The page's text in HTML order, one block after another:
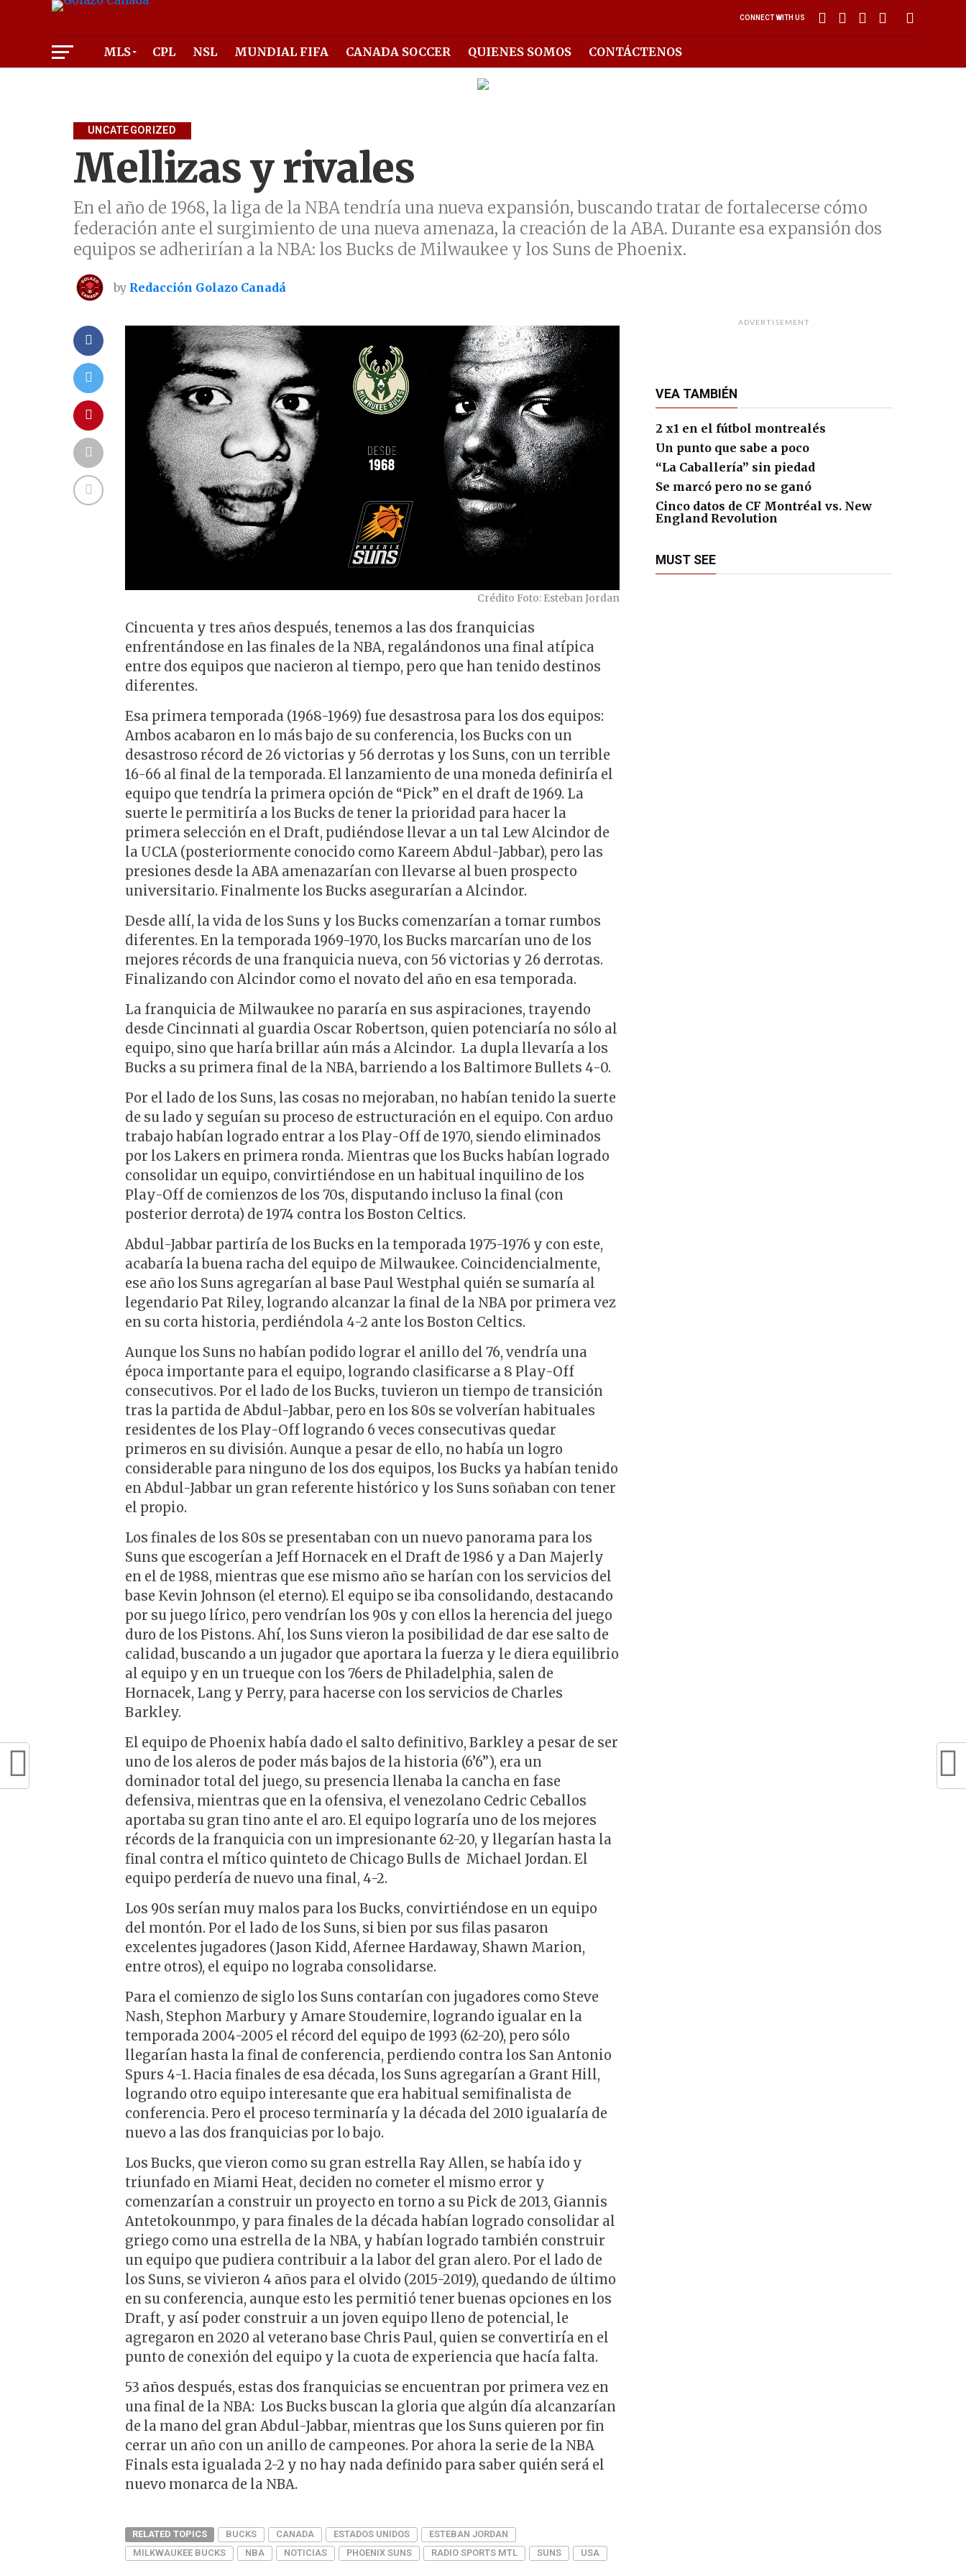
CONNECT WITH US
MLS CPL NSL MUNDIAL FIFA CANADA SOCCER QUIENES SOMOS CONTÁCTENOS
UNCATEGORIZED
Mellizas y rivales
En el año de 1968, la liga de la NBA tendría una nueva expansión, buscando tratar de fortalecerse cómo
federación ante el surgimiento de una nueva amenaza, la creación de la ABA. Durante esa expansión dos
equipos se adherirían a la NBA: los Bucks de Milwaukee y los Suns de Phoenix.
by Redacción Golazo Canadá
Crédito Foto: Esteban Jordan
Cincuenta y tres años después, tenemos a las dos franquicias
enfrentándose en las finales de la NBA, regalándonos una final atípica
entre dos equipos que nacieron al tiempo, pero que han tenido destinos
diferentes.
Esa primera temporada (1968-1969) fue desastrosa para los dos equipos:
Ambos acabaron en lo más bajo de su conferencia, los Bucks con un
desastroso récord de 26 victorias y 56 derrotas y los Suns, con un terrible
16-66 al final de la temporada. El lanzamiento de una moneda definiría el
equipo que tendría la primera opción de “Pick” en el draft de 1969. La
suerte le permitiría a los Bucks de tener la prioridad para hacer la
primera selección en el Draft, pudiéndose llevar a un tal Lew Alcindor de
la UCLA (posteriormente conocido como Kareem Abdul-Jabbar), pero las
presiones desde la ABA amenazarían con llevarse al buen prospecto
universitario. Finalmente los Bucks asegurarían a Alcindor.
Desde allí, la vida de los Suns y los Bucks comenzarían a tomar rumbos
diferentes. En la temporada 1969-1970, los Bucks marcarían uno de los
mejores récords de una franquicia nueva, con 56 victorias y 26 derrotas.
Finalizando con Alcindor como el novato del año en esa temporada.
La franquicia de Milwaukee no pararía en sus aspiraciones, trayendo
desde Cincinnati al guardia Oscar Robertson, quien potenciaría no sólo al
equipo, sino que haría brillar aún más a Alcindor. La dupla llevaría a los
Bucks a su primera final de la NBA, barriendo a los Baltimore Bullets 4-0.
Por el lado de los Suns, las cosas no mejoraban, no habían tenido la suerte
de su lado y seguían su proceso de estructuración en el equipo. Con arduo
trabajo habían logrado entrar a los Play-Off de 1970, siendo eliminados
por los Lakers en primera ronda. Mientras que los Bucks habían logrado
consolidar un equipo, convirtiéndose en un habitual inquilino de los
Play-Off de comienzos de los 70s, disputando incluso la final (con
posterior derrota) de 1974 contra los Boston Celtics.
Abdul-Jabbar partiría de los Bucks en la temporada 1975-1976 y con este,
acabaría la buena racha del equipo de Milwaukee. Coincidencialmente,
ese año los Suns agregarían al base Paul Westphal quién se sumaría al
legendario Pat Riley, logrando alcanzar la final de la NBA por primera vez
en su corta historia, perdiéndola 4-2 ante los Boston Celtics.
Aunque los Suns no habían podido lograr el anillo del 76, vendría una
época importante para el equipo, logrando clasificarse a 8 Play-Off
consecutivos. Por el lado de los Bucks, tuvieron un tiempo de transición
tras la partida de Abdul-Jabbar, pero en los 80s se volverían habituales
residentes de los Play-Off logrando 6 veces consecutivas quedar
primeros en su división. Aunque a pesar de ello, no había un logro
considerable para ninguno de los dos equipos, los Bucks ya habían tenido
en Abdul-Jabbar un gran referente histórico y los Suns soñaban con tener
el propio.
Los finales de los 80s se presentaban con un nuevo panorama para los
Suns que escogerían a Jeff Hornacek en el Draft de 1986 y a Dan Majerly
en el de 1988, mientras que ese mismo año se harían con los servicios del
base Kevin Johnson (el eterno). El equipo se iba consolidando, destacando
por su juego lírico, pero vendrían los 90s y con ellos la herencia del juego
duro de los Pistons. Ahí, los Suns vieron la posibilidad de dar ese salto de
calidad, buscando a un jugador que aportara la fuerza y le diera equilibrio
al equipo y en un trueque con los 76ers de Philadelphia, salen de
Hornacek, Lang y Perry, para hacerse con los servicios de Charles
Barkley.
El equipo de Phoenix había dado el salto definitivo, Barkley a pesar de ser
uno de los aleros de poder más bajos de la historia (6’6”), era un
dominador total del juego, su presencia llenaba la cancha en fase
defensiva, mientras que en la ofensiva, el venezolano Cedric Ceballos
aportaba su gran tino ante el aro. El equipo lograría uno de los mejores
récords de la franquicia con un impresionante 62-20, y llegarían hasta la
final contra el mítico quinteto de Chicago Bulls de Michael Jordan. El
equipo perdería de nuevo una final, 4-2.
Los 90s serían muy malos para los Bucks, convirtiéndose en un equipo
del montón. Por el lado de los Suns, si bien por sus filas pasaron
excelentes jugadores (Jason Kidd, Afernee Hardaway, Shawn Marion,
entre otros), el equipo no lograba consolidarse.
Para el comienzo de siglo los Suns contarían con jugadores como Steve
Nash, Stephon Marbury y Amare Stoudemire, logrando igualar en la
temporada 2004-2005 el récord del equipo de 1993 (62-20), pero sólo
llegarían hasta la final de conferencia, perdiendo contra los San Antonio
Spurs 4-1. Hacia finales de esa década, los Suns agregarían a Grant Hill,
logrando otro equipo interesante que era habitual semifinalista de
conferencia. Pero el proceso terminaría y la década del 2010 igualaría de
nuevo a las dos franquicias por lo bajo.
Los Bucks, que vieron como su gran estrella Ray Allen, se había ido y
triunfado en Miami Heat, deciden no cometer el mismo error y
comenzarían a construir un proyecto en torno a su Pick de 2013, Giannis
Antetokounmpo, y para finales de la década habían logrado consolidar al
griego como una estrella de la NBA, y habían logrado también construir
un equipo que pudiera contribuir a la labor del gran alero. Por el lado de
los Suns, se vivieron 4 años para el olvido (2015-2019), quedando de último
en su conferencia, aunque esto les permitió tener buenas opciones en los
Draft, y así poder construir a un joven equipo lleno de potencial, le
agregaron en 2020 al veterano base Chris Paul, quien se convertiría en el
punto de conexión del equipo y la cuota de experiencia que hacía falta.
53 años después, estas dos franquicias se encuentran por primera vez en
una final de la NBA: Los Bucks buscan la gloria que algún día alcanzarían
de la mano del gran Abdul-Jabbar, mientras que los Suns quieren por fin
cerrar un año con un anillo de campeones. Por ahora la serie de la NBA
Finals esta igualada 2-2 y no hay nada definido para saber quién será el
nuevo monarca de la NBA.
RELATED TOPICS BUCKS CANADA ESTADOS UNIDOS
ESTEBAN JORDAN
MILKWAUKEE BUCKS
NBA NOTICIAS PHOENIX SUNS RADIO SPORTS MTL SUNS USA
ADVERTISEMENT
VEA TAMBIÉN
2 x1 en el fútbol montrealés
Un punto que sabe a poco
“La Caballería” sin piedad
Se marcó pero no se ganó
Cinco datos de CF Montréal vs. New
England Revolution
MUST SEE